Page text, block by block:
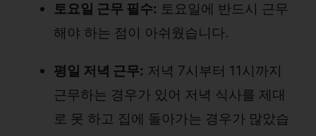
토요일 근무 필수: 토요일에 반드시 근무
해야 하는 점이 아쉬웠습니다.
평일 저녁 근무: 저녁 7시부터 11시까지
근무하는 경우가 있어 저녁 식사를 제대
로 못 하고 집에 돌아가는 경우가 많았습